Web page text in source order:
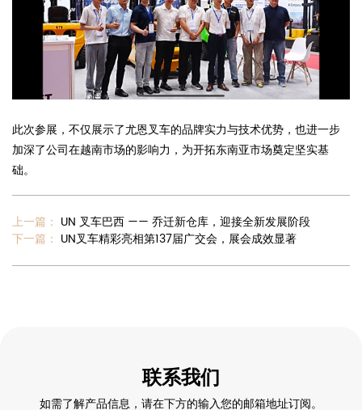
此次参展，不仅展示了尤恩叉车的品牌实力与技术优势，也进一步
加深了公司在越南市场的影响力，为开拓东南亚市场奠定坚实基
础。
上一篇： UN 叉车巴西 —— 乔迁新仓库，迎接全新发展阶段
下一篇： UN叉车精彩亮相第137届广交会，展会成效显著
联系我们
如需了解产品信息，请在下方的输入您的邮箱地址订阅。